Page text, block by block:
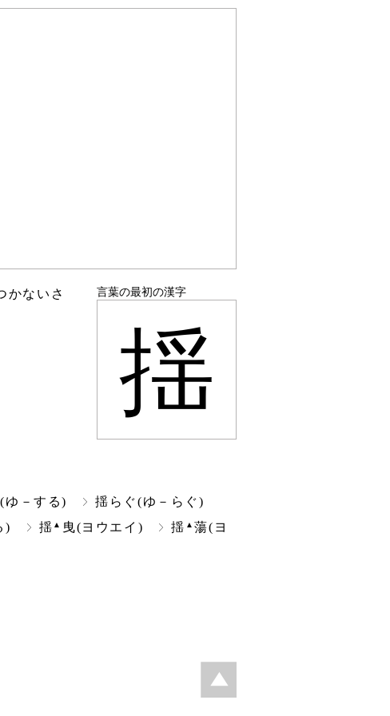
かないさ
言葉の最初の漢字
揺
ゆ－する)
揺らぐ(ゆ－らぐ)
) 揺 ▲ 曳(ヨウエイ) 揺 ▲蕩(ヨ